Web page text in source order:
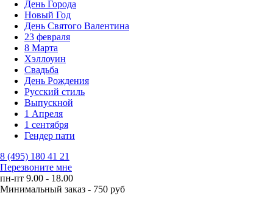
День Города
Новый Год
День Святого Валентина
23 февраля
8 Марта
Хэллоуин
Свадьба
День Рождения
Русский стиль
Выпускной
1 Апреля
1 сентября
Гендер пати
8 (495) 180 41 21
Перезвоните мне
пн-пт 9.00 - 18.00
Минимальный заказ - 750 руб